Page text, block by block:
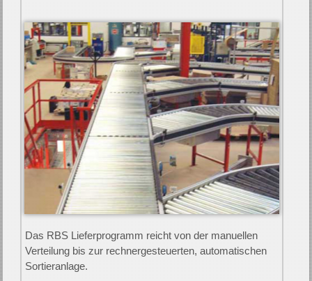
Das RBS Lieferprogramm reicht von der ma­nuellen
Ver­teil­ung bis zur rech­ner­­­ge­­steuerten, auto­­matischen
Sor­tier­anlage.